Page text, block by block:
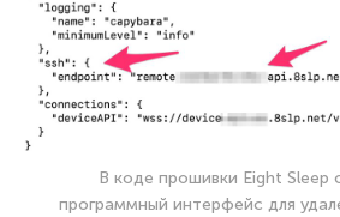
В коде прошивки Eight Sleep
программный интерфейс для